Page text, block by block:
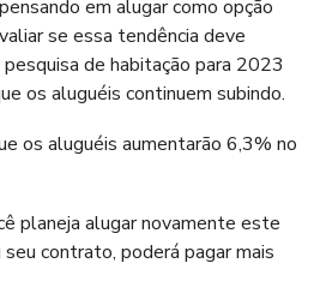
em alugar como opção
se essa tendência deve
de habitação para 2023
os aluguéis continuem subindo.
os aluguéis aumentarão 6,3% no
planeja alugar novamente este
contrato, poderá pagar mais